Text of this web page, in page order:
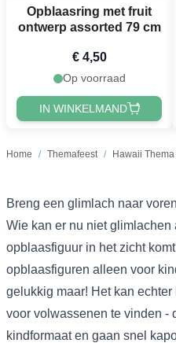
Home / Themafeest / Hawaii Thema
Opblaasring met fruit
ontwerp assorted 79 cm
€ 4,50
Op voorraad
IN WINKELMAND
Breng een glimlach naar
Wie kan er nu niet glimlachen
opblaasfiguur in het zicht
opblaasfiguren alleen voor
gelukkig maar! Het kan
voor volwassenen te vinden -
kindformaat en gaan snel